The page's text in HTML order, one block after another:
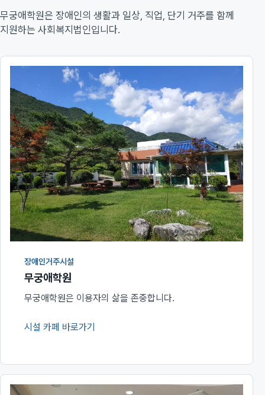
무궁애학원은 장애인의 생활과 일상, 직업, 단기 거주를 함께
지원하는 사회복지법인입니다.
장애인거주시설
무궁애학원
무궁애학원은 이용자의 삶을 존중합니다.
시설 카페 바로가기
(새 창에서 열림)